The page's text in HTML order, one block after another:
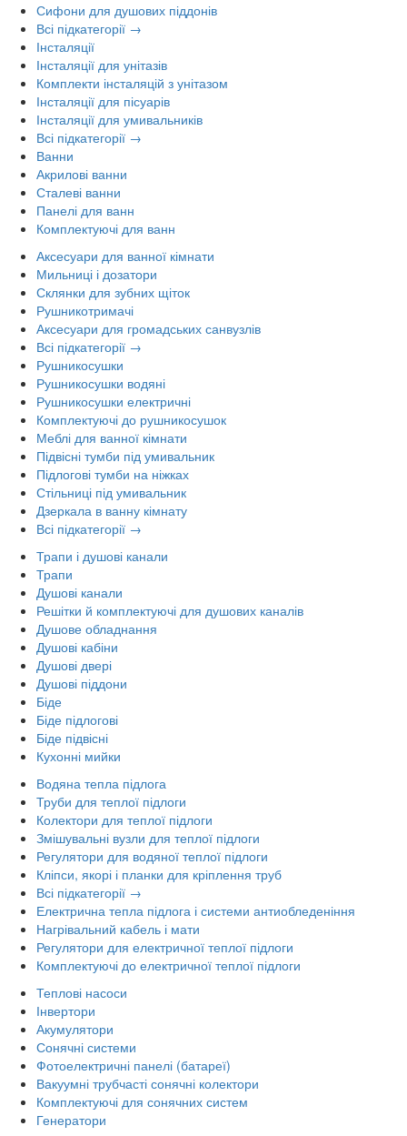
Сифони для душових піддонів
Всі підкатегорії →
Інсталяції
Інсталяції для унітазів
Комплекти інсталяцій з унітазом
Інсталяції для пісуарів
Інсталяції для умивальників
Всі підкатегорії →
Ванни
Акрилові ванни
Сталеві ванни
Панелі для ванн
Комплектуючі для ванн
Аксесуари для ванної кімнати
Мильниці і дозатори
Склянки для зубних щіток
Рушникотримачі
Аксесуари для громадських санвузлів
Всі підкатегорії →
Рушникосушки
Рушникосушки водяні
Рушникосушки електричні
Комплектуючі до рушникосушок
Меблі для ванної кімнати
Підвісні тумби під умивальник
Підлогові тумби на ніжках
Стільниці під умивальник
Дзеркала в ванну кімнату
Всі підкатегорії →
Трапи і душові канали
Трапи
Душові канали
Решітки й комплектуючі для душових каналів
Душове обладнання
Душові кабіни
Душові двері
Душові піддони
Біде
Біде підлогові
Біде підвісні
Кухонні мийки
Водяна тепла підлога
Труби для теплої підлоги
Колектори для теплої підлоги
Змішувальні вузли для теплої підлоги
Регулятори для водяної теплої підлоги
Кліпси, якорі і планки для кріплення труб
Всі підкатегорії →
Електрична тепла підлога і системи антиобледеніння
Нагрівальний кабель і мати
Регулятори для електричної теплої підлоги
Комплектуючі до електричної теплої підлоги
Теплові насоси
Інвертори
Акумулятори
Сонячні системи
Фотоелектричні панелі (батареї)
Вакуумні трубчасті сонячні колектори
Комплектуючі для сонячних систем
Генератори